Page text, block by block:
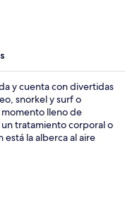
y cuenta con divertidas
snorkel y surf o
lleno de
tratamiento corporal o
la alberca al aire
o lounge puedes
destaca por su bar